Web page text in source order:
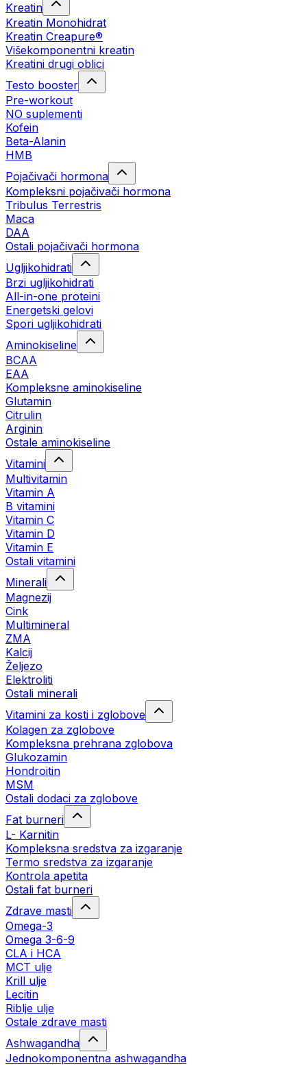
Kreatin
Kreatin Monohidrat
Kreatin Creapure®
Višekomponentni kreatin
Kreatini drugi oblici
Testo booster
Pre-workout
NO suplementi
Kofein
Beta-Alanin
HMB
Pojačivači hormona
Kompleksni pojačivači hormona
Tribulus Terrestris
Maca
DAA
Ostali pojačivači hormona
Ugljikohidrati
Brzi ugljikohidrati
All-in-one proteini
Energetski gelovi
Spori ugljikohidrati
Aminokiseline
BCAA
EAA
Kompleksne aminokiseline
Glutamin
Citrulin
Arginin
Ostale aminokiseline
Vitamini
Multivitamin
Vitamin A
B vitamini
Vitamin C
Vitamin D
Vitamin E
Ostali vitamini
Minerali
Magnezij
Cink
Multimineral
ZMA
Kalcij
Željezo
Elektroliti
Ostali minerali
Vitamini za kosti i zglobove
Kolagen za zglobove
Kompleksna prehrana zglobova
Glukozamin
Hondroitin
MSM
Ostali dodaci za zglobove
Fat burneri
L- Karnitin
Kompleksna sredstva za izgaranje
Termo sredstva za izgaranje
Kontrola apetita
Ostali fat burneri
Zdrave masti
Omega-3
Omega 3-6-9
CLA i HCA
MCT ulje
Krill ulje
Lecitin
Riblje ulje
Ostale zdrave masti
Ashwagandha
Jednokomponentna ashwagandha